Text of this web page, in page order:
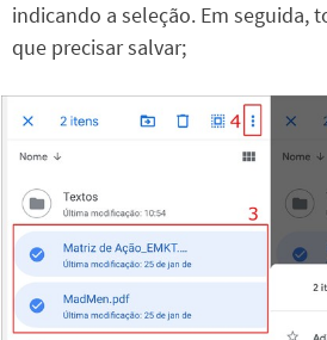
indicando a seleção. Em seguida,
que precisar salvar;